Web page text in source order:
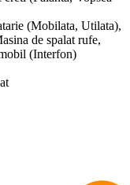
(Mobilata, Utilata),
de spalat rufe,
(Interfon)